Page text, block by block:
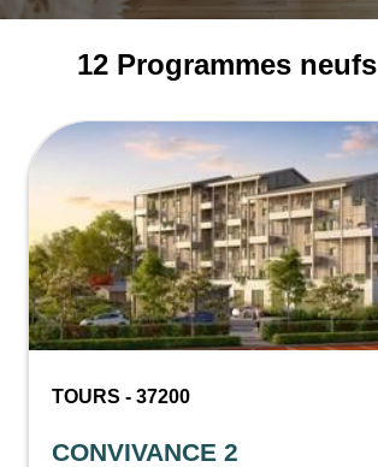
12 Programmes neufs
TOURS - 37200
CONVIVANCE 2